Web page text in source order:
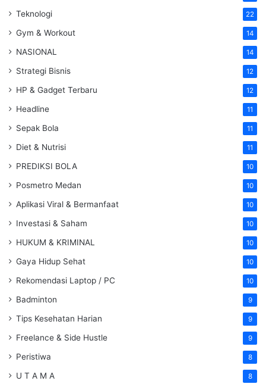
Teknologi 22
Gym & Workout 14
NASIONAL 14
Strategi Bisnis 12
HP & Gadget Terbaru 12
Headline 11
Sepak Bola 11
Diet & Nutrisi 11
PREDIKSI BOLA 10
Posmetro Medan 10
Aplikasi Viral & Bermanfaat 10
Investasi & Saham 10
HUKUM & KRIMINAL 10
Gaya Hidup Sehat 10
Rekomendasi Laptop / PC 10
Badminton 9
Tips Kesehatan Harian 9
Freelance & Side Hustle 9
Peristiwa 8
U T A M A 8